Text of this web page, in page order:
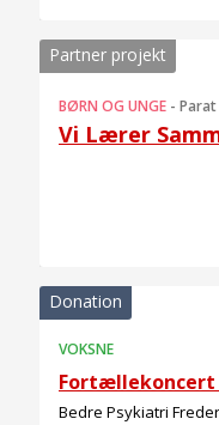
Partner projekt
BØRN OG UNGE -
Vi Lærer
Donation
VOKSNE
Bedre Psykiatri